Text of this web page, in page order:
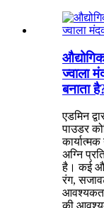
ज्वाला
बनाता
एडमिन
पाउडर
अग्नि
है। कई
रंग,